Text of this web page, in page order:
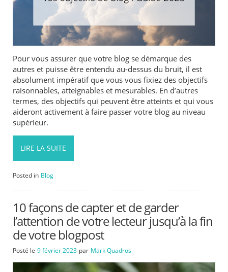
Pour vous assurer que votre blog se démarque des
autres et puisse être entendu au-dessus du bruit, il est
absolument impératif que vous vous fixiez des objectifs
raisonnables, atteignables et mesurables. En d’autres
termes, des objectifs qui peuvent être atteints et qui vous
aideront activement à faire passer votre blog au niveau
supérieur.
LIRE LA SUITE
Posted in Blog
10 façons de capter et de garder
l’attention de votre lecteur jusqu’à la fin
de votre blogpost
Posté le 9 février 2023 par Mark Quadros